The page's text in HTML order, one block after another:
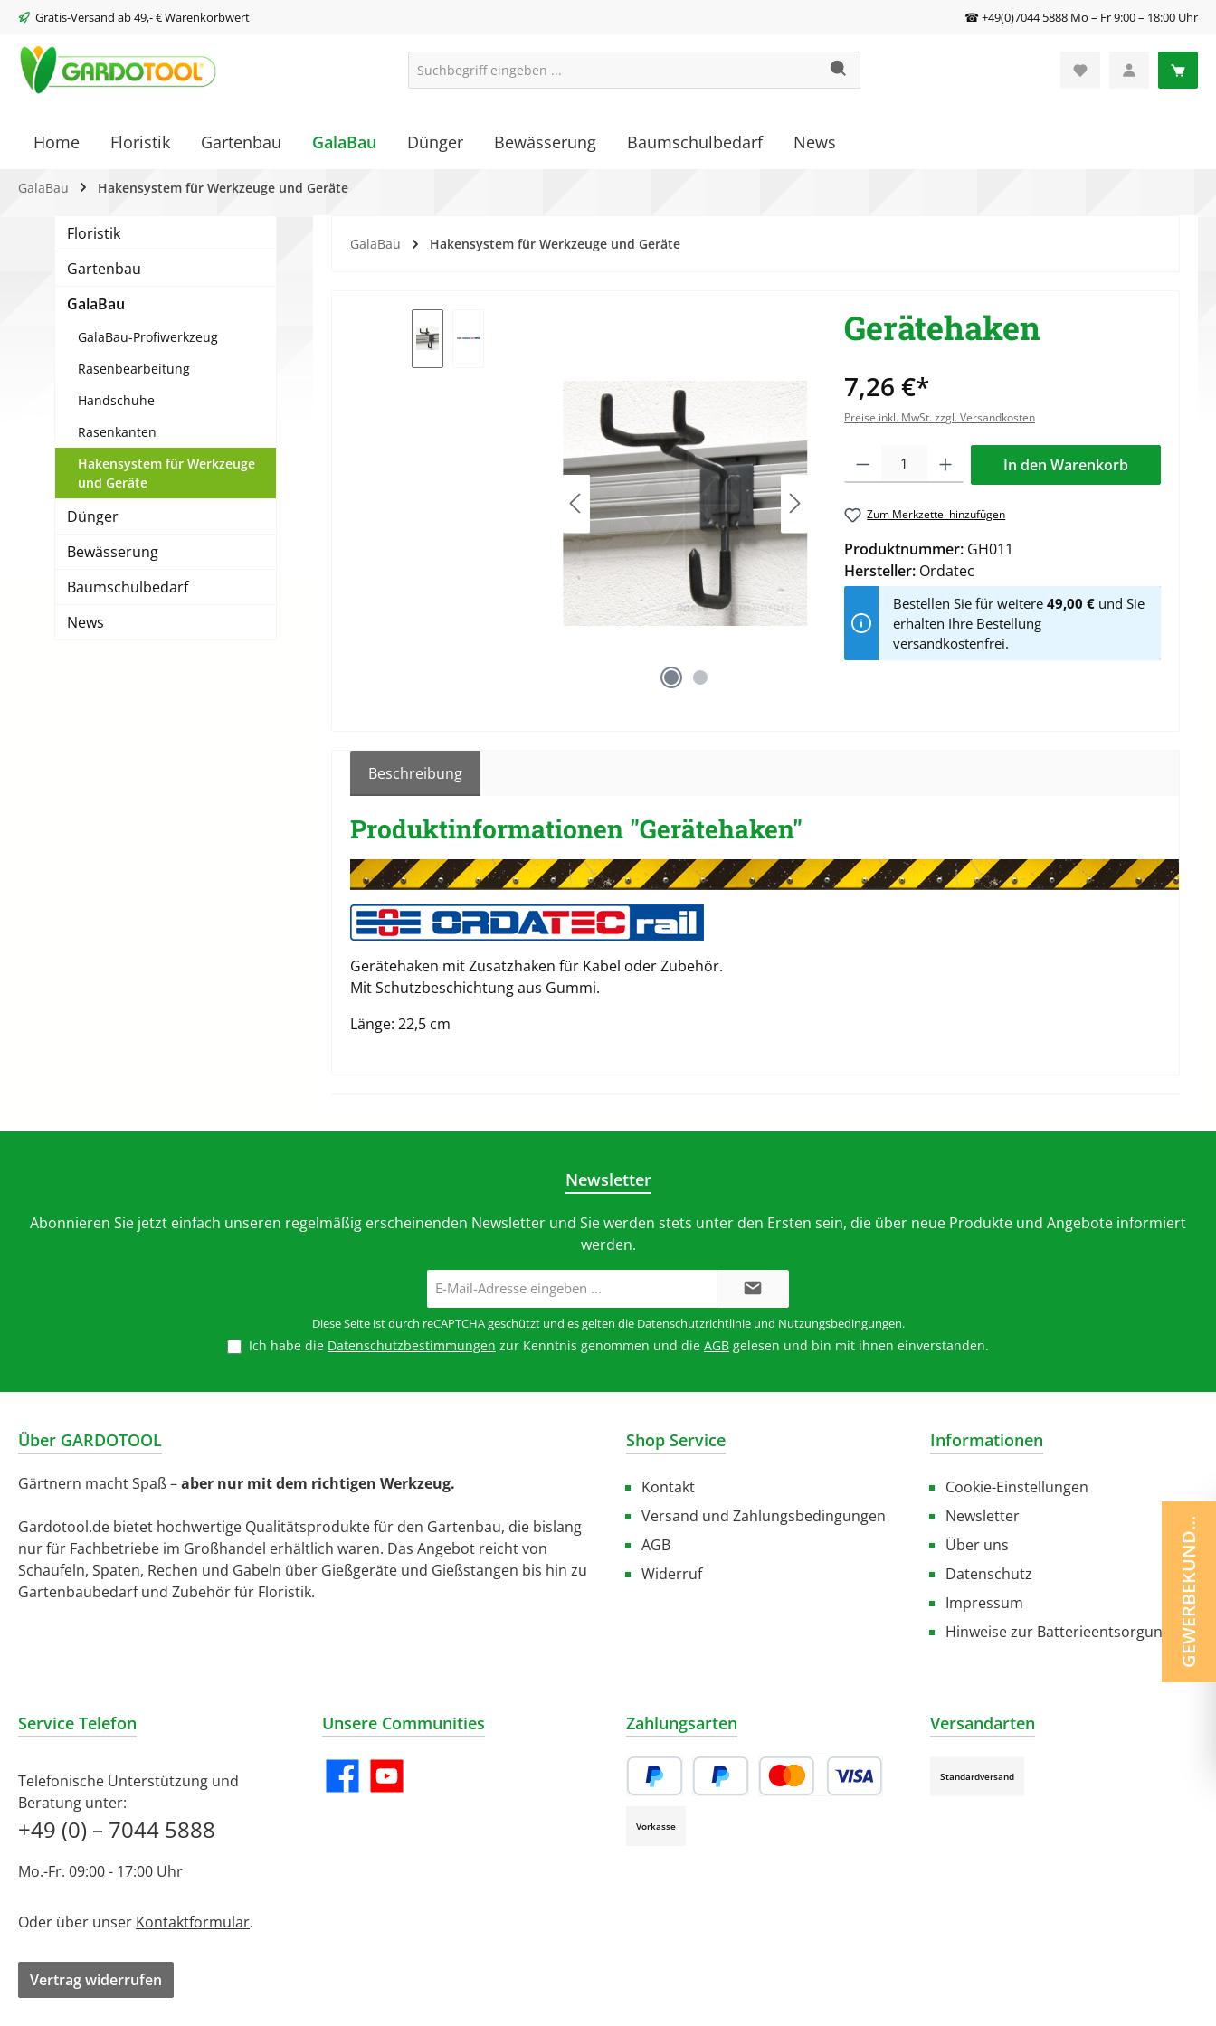
Zur Hauptnavigation springen
Gratis-Versand ab 49,- € Warenkorbwert ☎ +49(0)7044 5888 Mo – Fr 9:00 – 18:00 Uhr
Home Floristik Gartenbau GalaBau Dünger Bewässerung Baumschulbedarf News
GalaBau Hakensystem für Werkzeuge und Geräte
Floristik
Gartenbau
GalaBau
GalaBau-Profiwerkzeug
Rasenbearbeitung
Handschuhe
Rasenkanten
Hakensystem für Werkzeuge
und Geräte
Dünger
Bewässerung
Baumschulbedarf
News
GalaBau Hakensystem für Werkzeuge und Geräte
Gerätehaken
7,26 €*
Preise inkl. MwSt. zzgl. Versandkosten
Produkt Anzahl: Gib den gewünschten Wert ein oder benutze die
In den Warenkorb
Zum Merkzettel hinzufügen
Produktnummer: GH011
Hersteller: Ordatec
Bestellen Sie für weitere 49,00 € und Sie
erhalten Ihre Bestellung
versandkostenfrei.
Beschreibung
Produktinformationen "Gerätehaken"
Gerätehaken mit Zusatzhaken für Kabel oder Zubehör.
Mit Schutzbeschichtung aus Gummi.
Länge: 22,5 cm
Newsletter
Abonnieren Sie jetzt einfach unseren regelmäßig erscheinenden Newsletter und Sie werden stets unter den Ersten sein, die über neue Produkte und Angebote informiert
werden.
Mail-
Adresse*
Diese Seite ist durch reCAPTCHA geschützt und es gelten die Datenschutzrichtlinieund Nutzungsbedingungen.
Ich habe die Datenschutzbestimmungen zur Kenntnis genommen und die AGB gelesen und bin mit ihnen einverstanden.
Über GARDOTOOL
Gärtnern macht Spaß –aber nur mit dem richtigen Werkzeug.
Gardotool.de bietet hochwertige Qualitätsprodukte für den Gartenbau, die bislang
nur für Fachbetriebe im Großhandel erhältlich waren. Das Angebot reicht von
Schaufeln, Spaten, Rechen und Gabeln über Gießgeräte und Gießstangen bis hin zu
Gartenbaubedarf und Zubehör für Floristik.
Shop Service
Kontakt
Versand und Zahlungsbedingungen
AGB
Widerruf
Informationen
Cookie-Einstellungen
Newsletter
Über uns
Datenschutz
Impressum
Hinweise zur Batterieentsorgung
Service Telefon
Telefonische Unterstützung und
Beratung unter:
+49 (0) – 7044 5888
Mo.-Fr. 09:00 - 17:00 Uhr
Oder über unser Kontaktformular.
Vertrag widerrufen
Unsere Communities
FacebookYouTube
Zahlungsarten
Vorkasse
Versandarten
Standardversand
GEWERBEKUNDE ?